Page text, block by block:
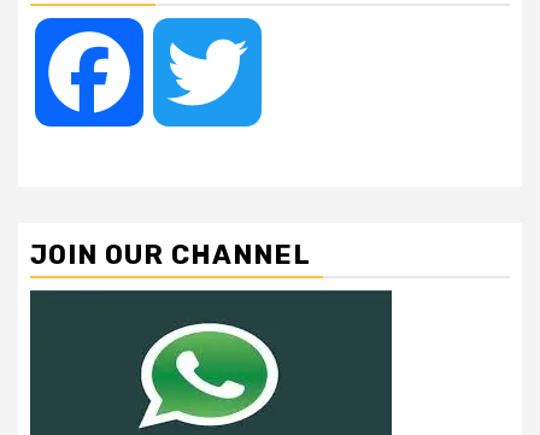
Facebook
JOIN OUR CHANNEL